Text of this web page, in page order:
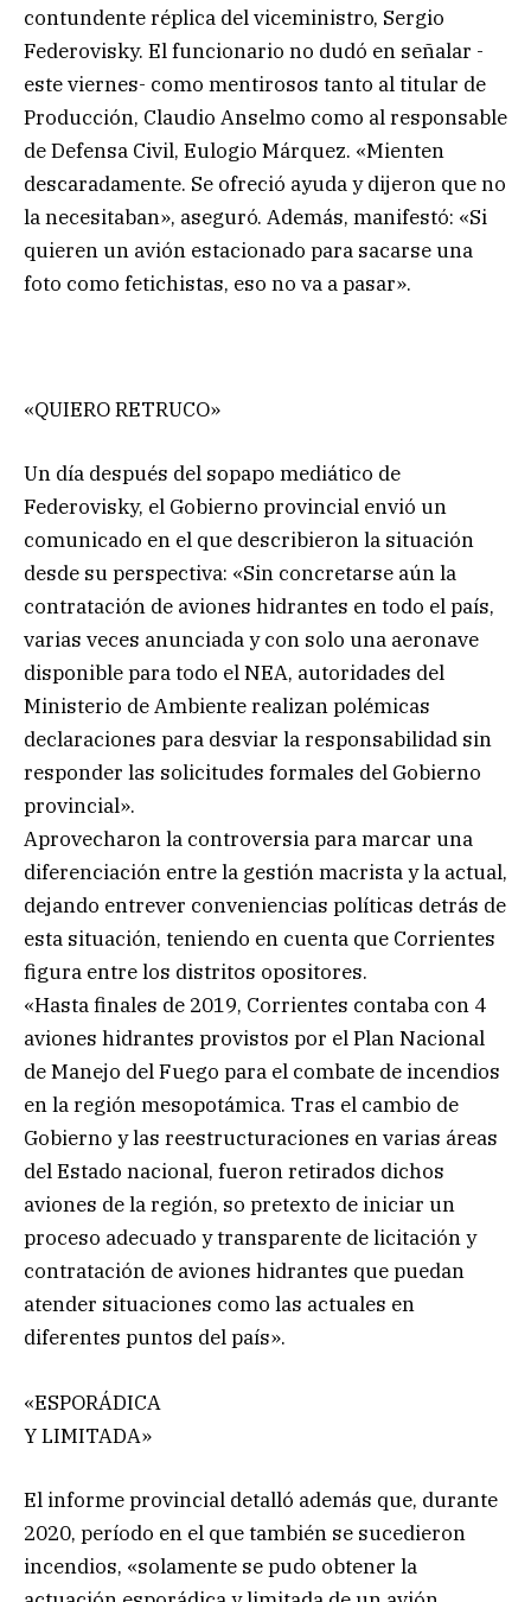
contundente réplica del viceministro, Sergio
Federovisky. El funcionario no dudó en señalar -
este viernes- como mentirosos tanto al titular de
Producción, Claudio Anselmo como al responsable
de Defensa Civil, Eulogio Márquez. «Mienten
descaradamente. Se ofreció ayuda y dijeron que no
la necesitaban», aseguró. Además, manifestó: «Si
quieren un avión estacionado para sacarse una
foto como fetichistas, eso no va a pasar».
«QUIERO RETRUCO»
Un día después del sopapo mediático de
Federovisky, el Gobierno provincial envió un
comunicado en el que describieron la situación
desde su perspectiva: «Sin concretarse aún la
contratación de aviones hidrantes en todo el país,
varias veces anunciada y con solo una aeronave
disponible para todo el NEA, autoridades del
Ministerio de Ambiente realizan polémicas
declaraciones para desviar la responsabilidad sin
responder las solicitudes formales del Gobierno
provincial».
Aprovecharon la controversia para marcar una
diferenciación entre la gestión macrista y la actual,
dejando entrever conveniencias políticas detrás de
esta situación, teniendo en cuenta que Corrientes
figura entre los distritos opositores.
«Hasta finales de 2019, Corrientes contaba con 4
aviones hidrantes provistos por el Plan Nacional
de Manejo del Fuego para el combate de incendios
en la región mesopotámica. Tras el cambio de
Gobierno y las reestructuraciones en varias áreas
del Estado nacional, fueron retirados dichos
aviones de la región, so pretexto de iniciar un
proceso adecuado y transparente de licitación y
contratación de aviones hidrantes que puedan
atender situaciones como las actuales en
diferentes puntos del país».
«ESPORÁDICA
Y LIMITADA»
El informe provincial detalló además que, durante
2020, período en el que también se sucedieron
incendios, «solamente se pudo obtener la